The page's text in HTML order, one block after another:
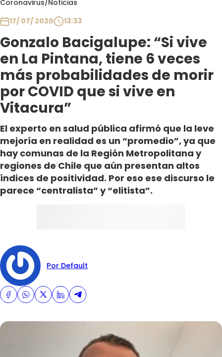
Coronavirus/Noticias
17/ 07/ 2020
13:33
Gonzalo Bacigalupe: “Si vive
en La Pintana, tiene 6 veces
más probabilidades de morir
por COVID que si vive en
Vitacura”
El experto en salud pública afirmó que la leve
mejoría en realidad es un “promedio”, ya que
hay comunas de la Región Metropolitana y
regiones de Chile que aún presentan altos
índices de positividad. Por eso ese discurso le
parece “centralista” y “elitista”.
Por Default
Club De La Comedia
Contigo en Directo
Plan Perfecto
El Tiempo
Sabingo
Todos Los Programas